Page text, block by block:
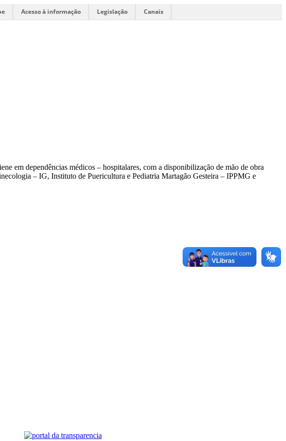
Acesso à informação Legislação
Canais
em dependências médicos – hospitalares, com a disponibilização de mão de obra
– IG, Instituto de Puericultura e Pediatria Martagão Gesteira – IPPMG e